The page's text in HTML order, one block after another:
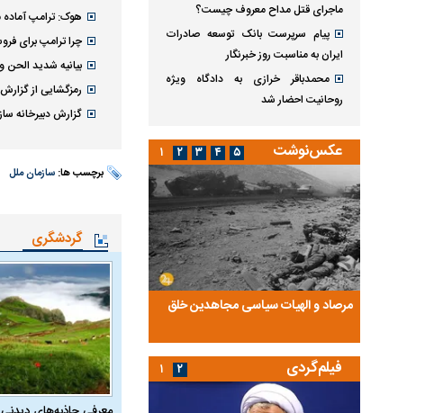
هوک: ترامپ آماده
چرا ترامپ برای
بیانیه شدید الحن
رمزگشایی از
گزارش دبیرخانه
برچسب ها: سازمان ملل
گردشگری
ماجرای قتل مداح معروف چیست؟
پیام سرپرست بانک توسعه صادرات
ایران به مناسبت روز خبرنگار
محمدباقر خرازی به دادگاه ویژه
روحانیت احضار شد
عکس‌نوشت
مرصاد و الهیات سیاسی مجاهدین خلق
آخرین پرده از حیات
روایتی از آخرین مصاحبه‌ی
۱ ۲ ۳ ۴ ۵
فیلم‌گردی ۱ ۲